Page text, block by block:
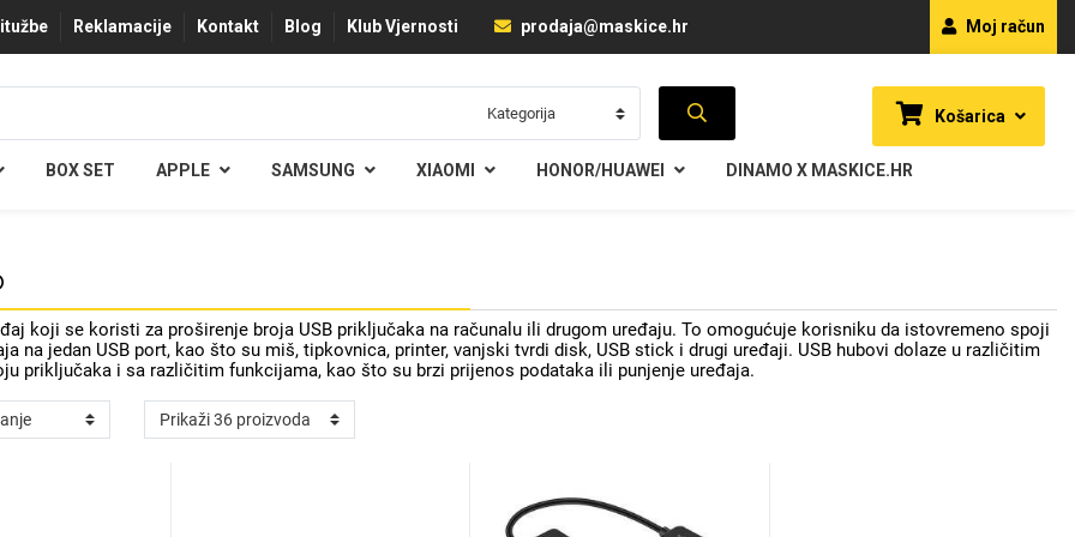
Reklamacije Kontakt Blog Klub Vjernosti prodaja@maskice.hr Moj račun
Košarica
BOX SET APPLE SAMSUNG XIAOMI HONOR/HUAWEI DINAMO X MASKICE.HR
koji se koristi za proširenje broja USB priključaka na računalu ili drugom uređaju. To omogućuje korisniku da istovremeno spoji
na jedan USB port, kao što su miš, tipkovnica, printer, vanjski tvrdi disk, USB stick i drugi uređaji. USB hubovi dolaze u različitim
priključaka i sa različitim funkcijama, kao što su brzi prijenos podataka ili punjenje uređaja.